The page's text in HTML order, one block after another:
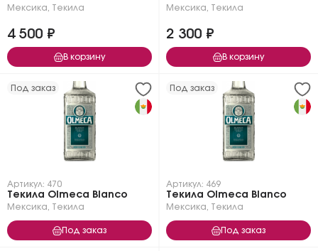
Мексика Текила
4 500 ₽
В корзину
Мексика Текила
2 300 ₽
В корзину
Под заказ
Артикул: 470
Текила Olmeca Blanco
Мексика Текила
Под заказ
Под заказ
Артикул: 469
Текила Olmeca Blanco
Мексика Текила
Под заказ